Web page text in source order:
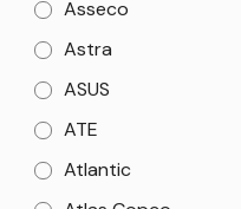
Asseco
Astra
ASUS
ATE
Atlantic